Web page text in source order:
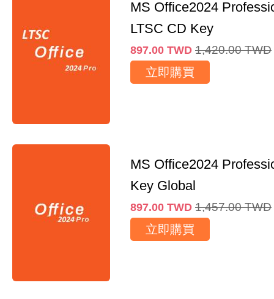
MS Office2024
LTSC CD Key
897.00 TWD 1,420.00 TWD
立即購買
MS Office2024
Key Global
897.00 TWD 1,457.00 TWD
立即購買